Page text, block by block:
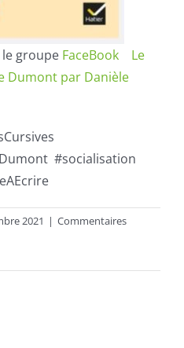
groupe FaceBook Le
Dumont par Danièle
#socialisation
2021 | Commentaires